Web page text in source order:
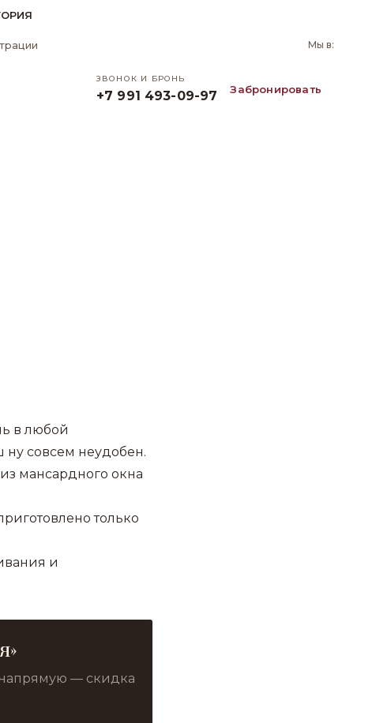
Мы в:
ЗВОНОК И БРОНЬ
+7 991 493-09-97 Забронировать
в любой
совсем неудобен.
мансардного окна
только
и
напрямую — скидка